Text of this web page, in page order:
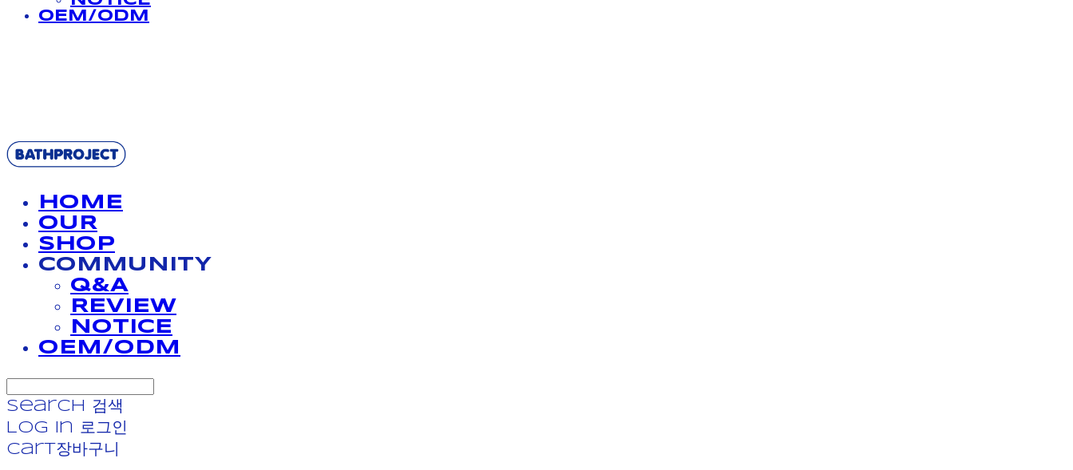
OEM/ODM
HOME
OUR
SHOP
COMMUNITY
Q&A
REVIEW
NOTICE
OEM/ODM
Search
검색
Log In
로그인
Cart장바구니